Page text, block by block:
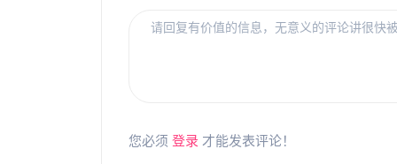
您必须 登录 才能发表评论！